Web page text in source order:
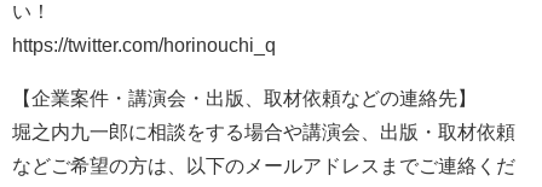
い！
https://twitter.com/horinouchi_q
【企業案件・講演会・出版、取材依頼などの連絡先】
堀之内九一郎に相談をする場合や講演会、出版・取材依頼
などご希望の方は、以下のメールアドレスまでご連絡くだ